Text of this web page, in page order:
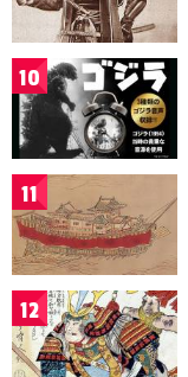
10
11
12